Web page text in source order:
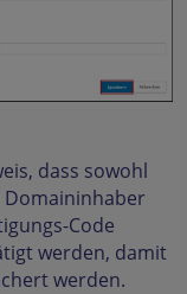
dass sowohl
Domaininhaber
Code
werden, damit
werden.